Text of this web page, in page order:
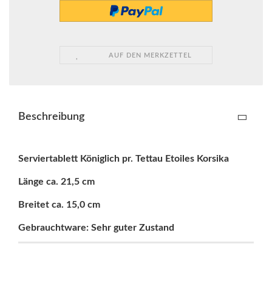
AUF DEN MERKZETTEL
Beschreibung
Serviertablett Königlich pr. Tettau Etoiles Korsika
Länge ca. 21,5 cm
Breitet ca. 15,0 cm
Gebrauchtware: Sehr guter Zustand